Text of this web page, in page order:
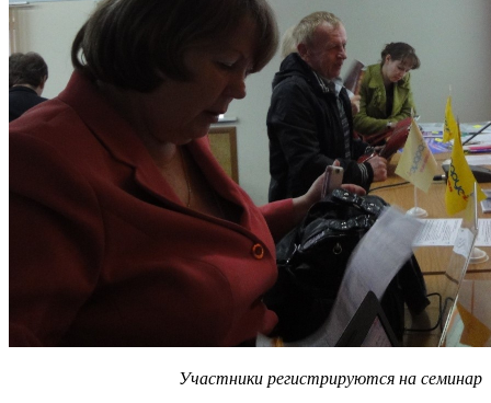
Участники регистрируются на семинар